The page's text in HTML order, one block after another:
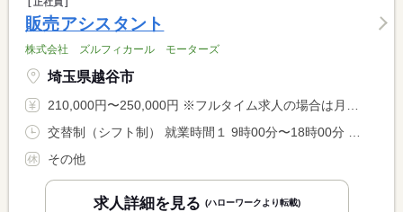
販売アシスタント
株式会社 ズルフィカール モーターズ
埼玉県越谷市
210,000円〜250,000円 ※フルタイム求人の場合は月額（換算額）、パート求人の場合は時間額を表示しています。
その他
求人詳細を見る (ハローワークより転載)